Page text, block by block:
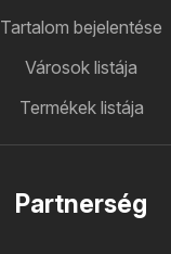
Tartalom bejelentése
Városok listája
Termékek listája
Partnerség